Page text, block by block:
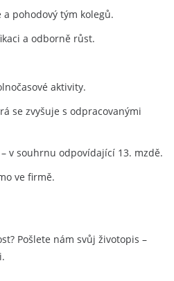
pohodový tým kolegů.
a odborně růst.
aktivity.
se zvyšuje s odpracovanými
v souhrnu odpovídající 13. mzdě.
ve firmě.
Pošlete nám svůj životopis –